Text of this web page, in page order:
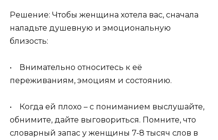
Решение: Чтобы женщина хотела вас, сначала
наладьте душевную и эмоциональную
близость:
• Внимательно относитесь к её
переживаниям, эмоциям и состоянию.
• Когда ей плохо – с пониманием выслушайте,
обнимите, дайте выговориться. Помните, что
словарный запас у женщины 7-8 тысяч слов в